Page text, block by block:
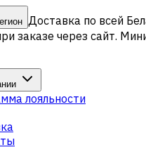
Доставка по всей
заказе через сайт.
лояльности